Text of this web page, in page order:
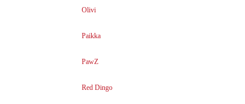
Olivi
Paikka
PawZ
Red Dingo